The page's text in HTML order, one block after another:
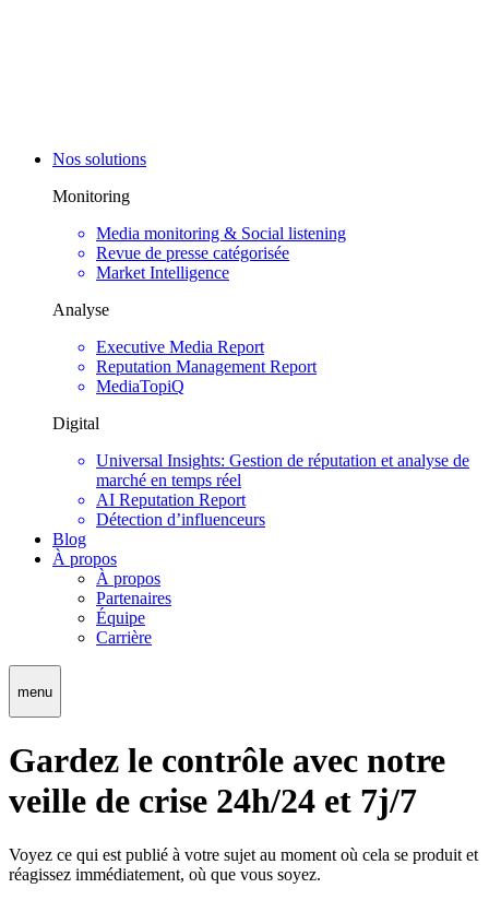
Nos solutions
Monitoring
Media monitoring & Social listening
Revue de presse catégorisée
Market Intelligence
Analyse
Executive Media Report
Reputation Management Report
MediaTopiQ
Digital
Universal Insights: Gestion de réputation et analyse de
marché en temps réel
AI Reputation Report
Détection d’influenceurs
Blog
À propos
À propos
Partenaires
Équipe
Carrière
menu
Gardez le contrôle avec notre
veille de crise 24h/24 et 7j/7
Voyez ce qui est publié à votre sujet au moment où cela se produit et
réagissez immédiatement, où que vous soyez.